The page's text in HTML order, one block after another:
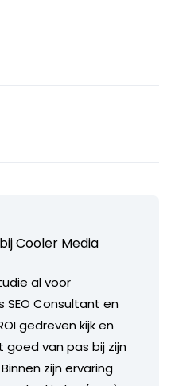
Cooler Media
al voor
SEO Consultant en
gedreven kijk en
van pas bij zijn
zijn ervaring